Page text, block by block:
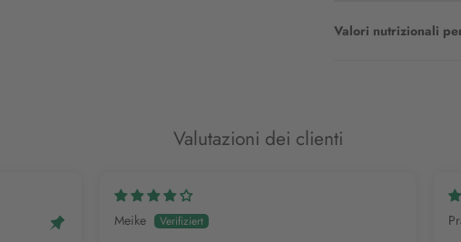
Valori nutrizionali
Valutazioni dei clienti
Meike